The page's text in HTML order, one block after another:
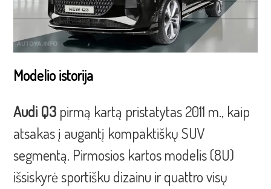
Modelio istorija
Audi Q3 pirmą kartą pristatytas 2011 m., kaip
atsakas į augantį kompaktiškų SUV
segmentą. Pirmosios kartos modelis (8U)
išsiskyrė sportišku dizainu ir quattro visų